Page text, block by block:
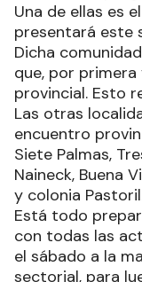
Una de ellas es
presentará este
Dicha
que, por primera
provincial. Esto
Las otras
encuentro
Siete Palmas,
Naineck, Buena
y colonia
Está todo
con todas las
el sábado a la
sectorial, para